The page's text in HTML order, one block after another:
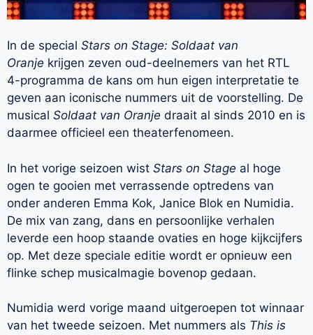
In de special Stars on Stage: Soldaat van
Oranje krijgen zeven oud-deelnemers van het RTL
4-programma de kans om hun eigen interpretatie te
geven aan iconische nummers uit de voorstelling. De
musical Soldaat van Oranje draait al sinds 2010 en is
daarmee officieel een theaterfenomeen.
In het vorige seizoen wist Stars on Stage al hoge
ogen te gooien met verrassende optredens van
onder anderen Emma Kok, Janice Blok en Numidia.
De mix van zang, dans en persoonlijke verhalen
leverde een hoop staande ovaties en hoge kijkcijfers
op. Met deze speciale editie wordt er opnieuw een
flinke schep musicalmagie bovenop gedaan.
Numidia werd vorige maand uitgeroepen tot winnaar
van het tweede seizoen. Met nummers als This is